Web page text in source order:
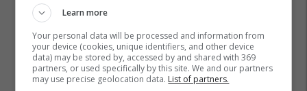
Learn more
Your personal data will be processed and information from
your device (cookies, unique identifiers, and other device
data) may be stored by, accessed by and shared with 369
partners, or used specifically by this site. We and our partners
may use precise geolocation data. List of partners.